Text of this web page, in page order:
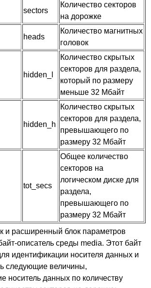
sectors
Количество секторов
на дорожке
heads
Количество магнитных
головок
hidden_l
Количество скрытых
секторов для раздела,
который по размеру
меньше 32 Мбайт
hidden_h
Количество скрытых
секторов для раздела,
превышающего по
размеру 32 Мбайт
tot_secs
Общее количество
секторов на
логическом диске для
раздела,
превышающего по
размеру 32 Мбайт
и расширенный блок параметров
описатель среды media. Этот байт
идентификации носителя данных и
следующие величины,
носитель данных по количеству